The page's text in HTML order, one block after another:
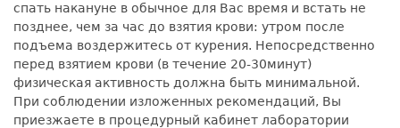
спать накануне в обычное для Вас время и встать не
позднее, чем за час до взятия крови: утром после
подъема воздержитесь от курения. Непосредственно
перед взятием крови (в течение 20-30минут)
физическая активность должна быть минимальной.
При соблюдении изложенных рекомендаций, Вы
приезжаете в процедурный кабинет лаборатории